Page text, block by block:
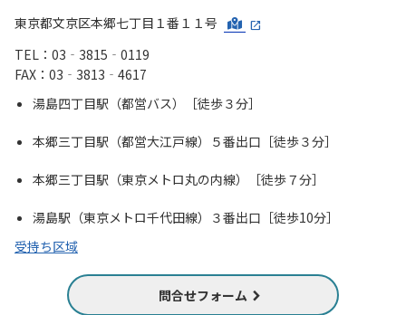
東京都文京区本郷七丁目１番１１号
TEL：03‐3815‐0119
FAX：03‐3813‐4617
湯島四丁目駅（都営バス）［徒歩３分］
本郷三丁目駅（都営大江戸線）５番出口［徒歩３分］
本郷三丁目駅（東京メトロ丸の内線）［徒歩７分］
湯島駅（東京メトロ千代田線）３番出口［徒歩10分］
受持ち区域
問合せフォーム